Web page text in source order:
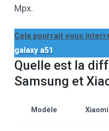
Mpx.
Cela pourrait vous
galaxy a51
Quelle est la
Samsung et
Modèle